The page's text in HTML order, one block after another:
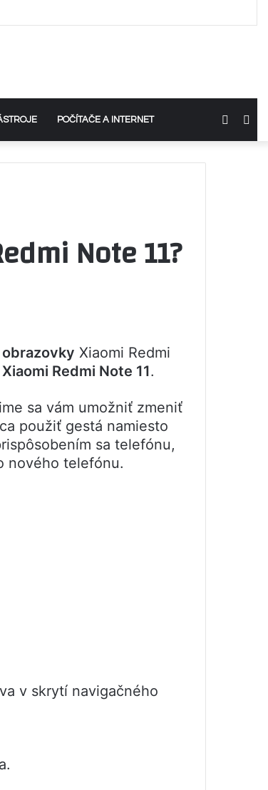
POČÍTAČE A INTERNET Switch
Note 11?
Xiaomi Redmi
Redmi Note 11.
sa vám umožniť zmeniť
použiť gestá namiesto
sa telefónu,
nového telefónu.
v skrytí navigačného